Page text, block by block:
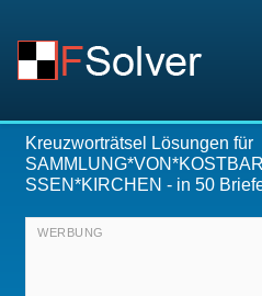
Kreuzworträtsel Lösungen für
SSEN*KIRCHEN - in 50